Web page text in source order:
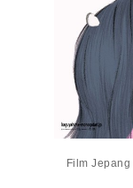
Film Jepang